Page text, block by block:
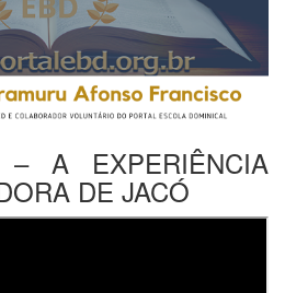
A EXPERIÊNCIA
DE JACÓ